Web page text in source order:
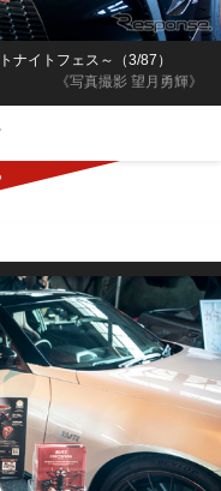
《写真撮影 望月勇輝》
ナイトフェス～（3/87）